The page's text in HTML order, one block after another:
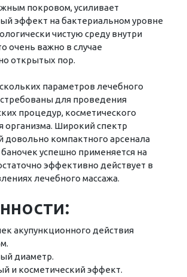
покровом, усиливает
эффект на бактериальном уровне
чистую среду внутри
очень важно в случае
открытых пор.
параметров лечебного
для проведения
процедур, косметического
организма. Широкий спектр
довольно компактного арсенала
успешно применяется на
эффективно действует в
лечебного массажа.
акупункционного действия
диаметр.
и косметический эффект.